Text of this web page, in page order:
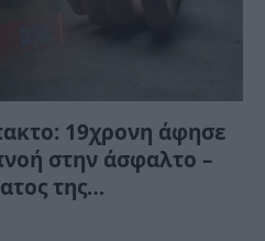
19χρονη άφησε
στην άσφαλτο –
της…